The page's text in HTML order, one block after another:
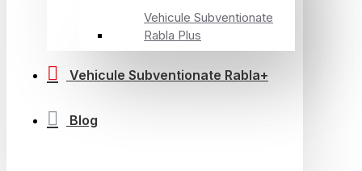
Vehicule Subventionate
Rabla Plus
Vehicule Subventionate Rabla+
Blog